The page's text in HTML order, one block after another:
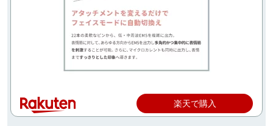
楽天で購入